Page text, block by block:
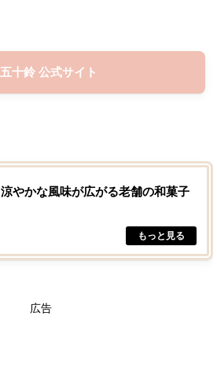
五十鈴 公式サイト
涼やかな風味が広がる老舗の和菓子
広告